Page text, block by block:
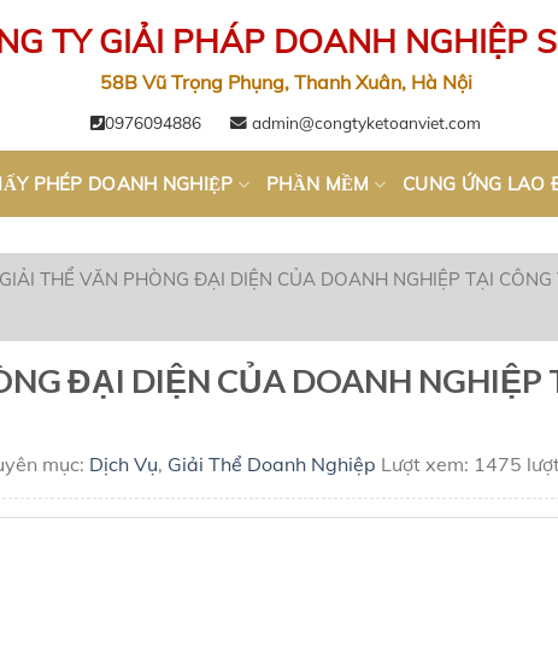
TY GIẢI PHÁP DOANH NGHIỆP
58B Vũ Trọng Phụng, Thanh Xuân, Hà Nội
0976094886 admin@congtyketoanviet.com
PHÉP DOANH NGHIỆP PHẦN MỀM CUNG ỨNG LAO
THỂ VĂN PHÒNG ĐẠI DIỆN CỦA DOANH NGHIỆP TẠI CÔNG
ĐẠI DIỆN CỦA DOANH NGHIỆP
mục: Dịch Vụ, Giải Thể Doanh Nghiệp Lượt xem: 1475